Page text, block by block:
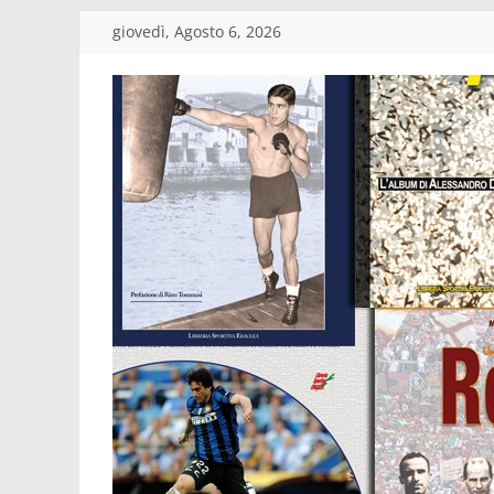
Salta
contenuto
giovedì, Agosto 6, 2026
Edizioni
Eraclea
Casa
editrice